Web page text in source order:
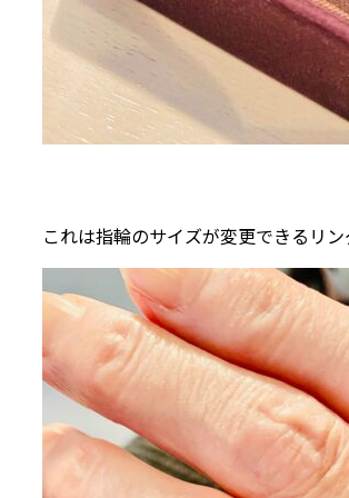
これは指輪のサイズが変更できるリ